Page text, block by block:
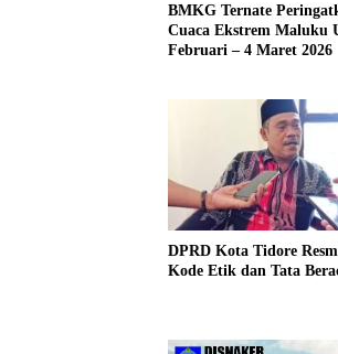
BMKG Ternate
Cuaca Ekstrem Maluku
Februari – 4 Maret 2026
DPRD Kota Tidore
Kode Etik dan Tata